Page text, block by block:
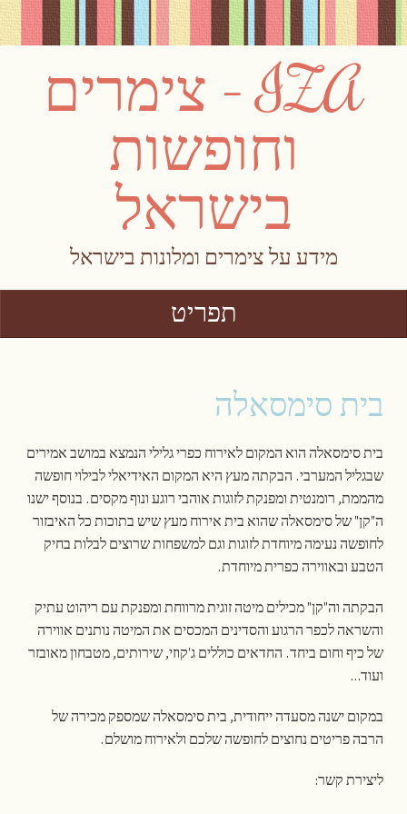
IZA – צימרים
וחופשות
בישראל
מידע על צימרים ומלונות בישראל
תפריט
בית סימסאלה
בית סימסאלה הוא המקום לאירוח כפרי גלילי הנמצא במושב אמירים
שבגליל המערבי. הבקתה מעץ היא המקום האידיאלי לבילוי חופשה
מהממת, רומנטית ומפנקת לזוגות אוהבי רוגע ונוף מקסים. בנוסף ישנו
ה"קן" של סימסאלה שהוא בית אירוח מעץ שיש בתוכות כל האיבזור
לחופשה נעימה מיוחדת לזוגות וגם למשפחות שרוצים לבלות בחיק
הטבע ובאווירה כפרית מיוחדת.
הבקתה וה"קן" מכילים מיטה זוגית מרווחת ומפנקת עם ריהוט עתיק
והשראה לכפר הרגוע והסדינים המכסים את המיטה נותנים אווירה
של כיף וחום ביחד. החדאים כוללים ג'קוזי, שירותים, מטבחון מאובזר
ועוד…
במקום ישנה מסעדה ייחודית, בית סימסאלה שמספק מכירה של
הרבה פריטים נחוצים לחופשה שלכם ולאירוח מושלם.
ליצירת קשר: